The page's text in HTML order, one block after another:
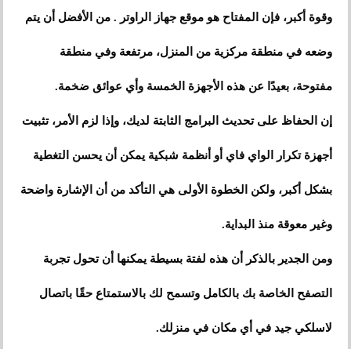
وقوة أكبر، فإن المفتاح هو موقع جهاز الراوتر . من الأفضل أن يتم
وضعه في منطقة مركزية من المنزل، مرتفعة وفي منطقة
مفتوحة، بعيدًا عن هذه الأجهزة الخمسة وأي عوائق ضخمة.
إن الحفاظ على تحديث البرامج الثابتة لديك، وإذا لزم الأمر، تثبيت
أجهزة تكرار الواي فاي أو أنظمة شبكية يمكن أن يحسن التغطية
بشكل أكبر، ولكن الخطوة الأولى هي التأكد من أن الإشارة واضحة
وغير معوقة منذ البداية.
ومن الجدير بالذكر أن هذه لفتة بسيطة يمكنها أن تحول تجربة
التصفح الخاصة بك بالكامل وتسمح لك بالاستمتاع حقًا باتصال
لاسلكي جيد في أي مكان في منزلك.